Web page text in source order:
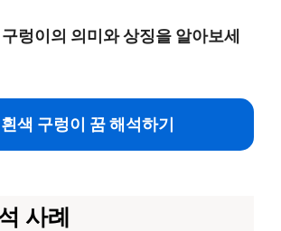
렁이의 의미와 상징을 알아보세
흰색 구렁이 꿈 해석하기
사례